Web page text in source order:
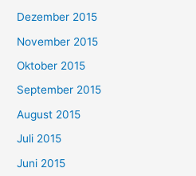
Dezember 2015
November 2015
Oktober 2015
September 2015
August 2015
Juli 2015
Juni 2015